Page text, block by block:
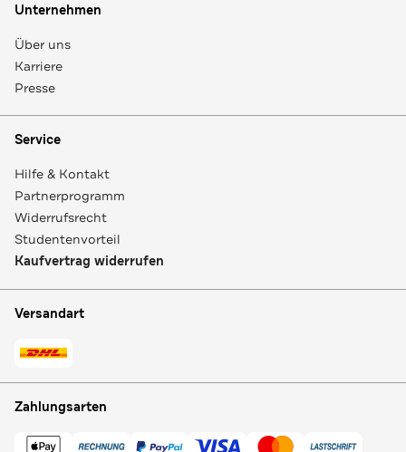
Unternehmen
Über uns
Karriere
Presse
Service
Hilfe & Kontakt
Partnerprogramm
Widerrufsrecht
Studentenvorteil
Kaufvertrag widerrufen
Versandart
Zahlungsarten